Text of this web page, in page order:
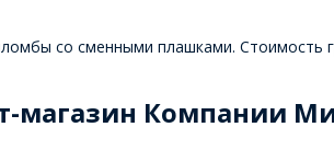
со сменными плашками. Стоимость
магазин Компании